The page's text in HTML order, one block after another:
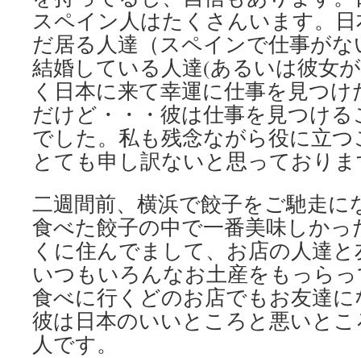
スペイン人はたくさんいます。
だ居る人達（スペインで仕事が
結婚している人達(あるいは彼女
く日本に来て幸運に仕事を見つ
だけど・・・彼は仕事を見つけ
でした。私も残念ながら役に立
とても申し訳ないと思っており
二週間前、横浜で餃子をご馳走
食べた餃子の中で一番美味しか
くに住んでまして、お店の人達
いつもいろんなお土産をもっら
食べに行くどのお店でもお友達
彼は日本のいいところと悪いと
人です。